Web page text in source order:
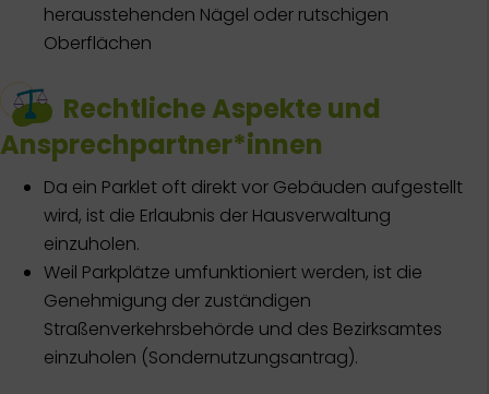
herausstehenden Nägel oder rutschigen
Oberflächen
Rechtliche Aspekte und
Ansprechpartner*innen
Da ein Parklet oft direkt vor Gebäuden aufgestellt
wird, ist die Erlaubnis der Hausverwaltung
einzuholen.
Weil Parkplätze umfunktioniert werden, ist die
Genehmigung der zuständigen
Straßenverkehrsbehörde und des Bezirksamtes
einzuholen (Sondernutzungsantrag).